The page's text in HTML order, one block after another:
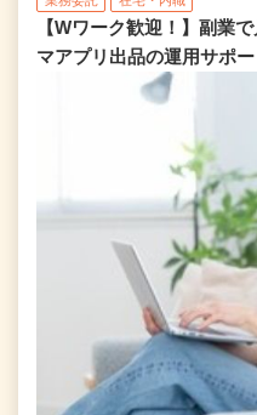
【Wワーク歓迎！】副業
マアプリ出品の運用サポ